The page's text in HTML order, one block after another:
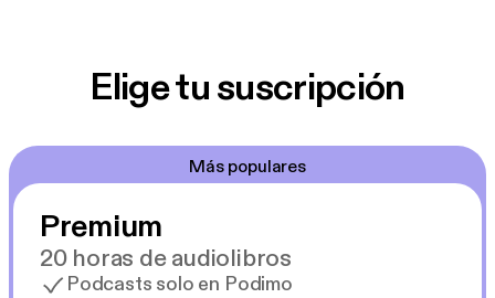
Elige tu suscripción
Más populares
Premium
20 horas de audiolibros
Podcasts solo en Podimo